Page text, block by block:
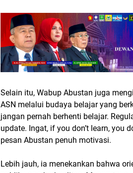
Selain itu, Wabup Abustan juga
ASN melalui budaya belajar yang
jangan pernah berhenti belajar.
update. Ingat, if you don’t learn, you
pesan Abustan penuh motivasi.
Lebih jauh, ia menekankan bahwa